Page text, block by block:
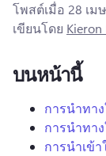
ลงชื่อเ
ลองใ
โพสต์เมื่อ 28 เม
เขียนโดย Kieron
บนหน้านี้
การนำทา
การนำทา
การนำเข้